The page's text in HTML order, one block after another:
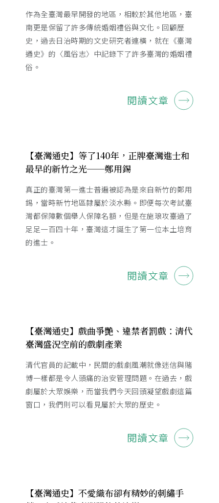
作為全臺灣最早開發的地區，相較於其他地區，臺
南更是保留了許多傳統婚姻禮俗與文化。回顧歷
史，過去日治時期的文史研究者連橫，就在《臺灣
通史》的〈風俗志〉中記錄下了許多臺灣的婚姻禮
俗。
閱讀文章
【臺灣通史】等了140年，正牌臺灣進士和
最早的新竹之光──鄭用錫
真正的臺灣第一進士普遍被認為是來自新竹的鄭用
錫，當時新竹地區隸屬於淡水縣。即便每次考試臺
灣都保障數個舉人保障名額，但是在施琅攻臺過了
足足一百四十年，臺灣這才誕生了第一位本土培育
的進士。
閱讀文章
【臺灣通史】戲曲爭艷、違禁者罰戲：清代
臺灣盛況空前的戲劇產業
清代官員的記載中，民間的戲劇風潮就像迷信與賭
博一樣都是令人頭痛的治安管理問題。在過去，戲
劇屬於大眾娛樂，而當我們今天回頭凝望戲劇這篇
窗口，我們則可以看見屬於大眾的歷史。
閱讀文章
【臺灣通史】不愛織布卻有精妙的刺繡手